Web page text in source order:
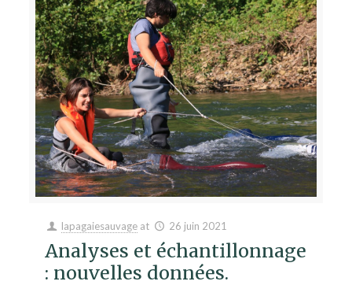
lapagaiesauvage at 26 juin 2021
Analyses et échantillonnage
: nouvelles données.